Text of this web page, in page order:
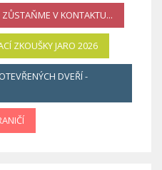
ZŮSTAŇME V KONTAKTU...
ZKOUŠKY JARO 2026
DVEŘÍ -